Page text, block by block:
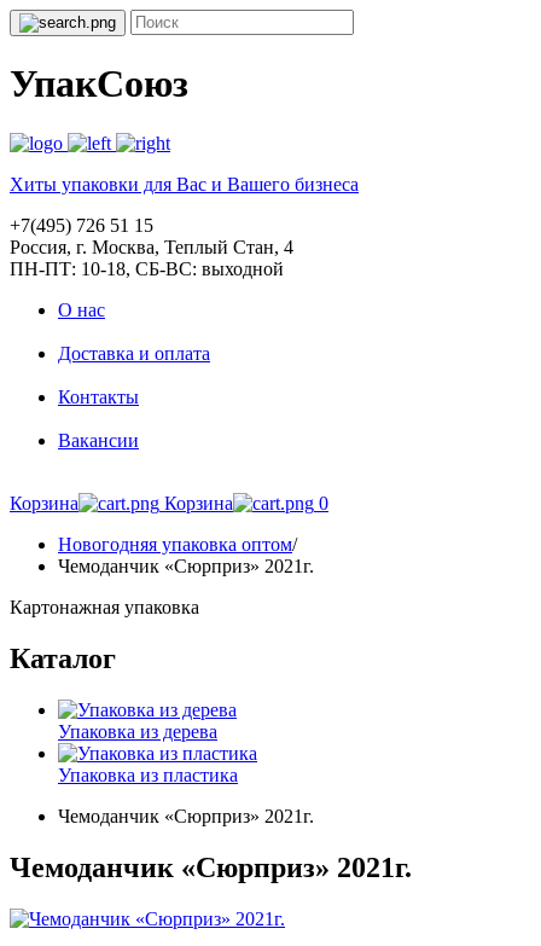
УпакСоюз
Хиты упаковки для Вас и Вашего бизнеса
+7(495) 726 51 15
Россия, г. Москва, Теплый Стан, 4
ПН-ПТ: 10-18, СБ-ВС: выходной
О нас
Доставка и оплата
Контакты
Вакансии
Корзина Корзина
0
Новогодняя упаковка оптом/
Чемоданчик «Сюрприз» 2021г.
Картонажная упаковка
Каталог
Упаковка из дерева
Упаковка из пластика
Чемоданчик «Сюрприз» 2021г.
Чемоданчик «Сюрприз» 2021г.